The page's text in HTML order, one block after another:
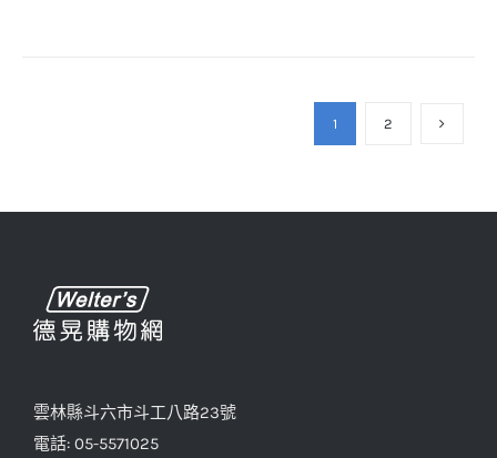
1 2
雲林縣斗六市斗工八路23號
電話: 05-5571025